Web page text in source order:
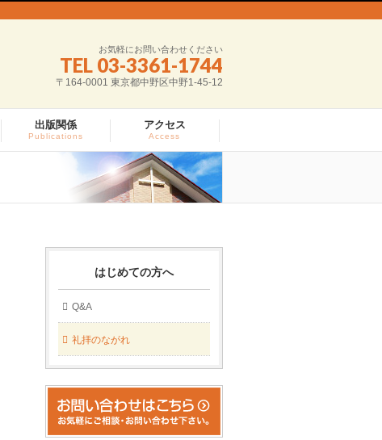
お気軽にお問い合わせください
TEL 03-3361-1744
〒164-0001 東京都中野区中野1-45-12
出版関係
Publications
アクセス
Access
はじめての方へ
Q&A
礼拝のながれ